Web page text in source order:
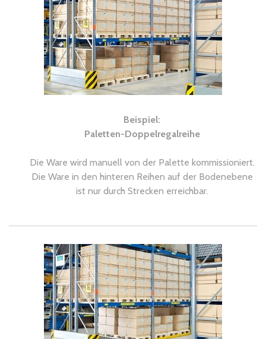
Beispiel:
Paletten-Doppelregalreihe
Die Ware wird manuell von der Palette kommissioniert.
Die Ware in den hinteren Reihen auf der Bodenebene
ist nur durch Strecken erreichbar.